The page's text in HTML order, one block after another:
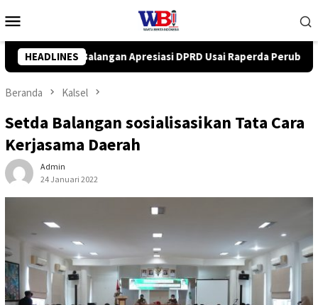
ke
Mobile
HEADLINES
Usai Raperda Perubahan APBD 2026 Resmi Disepakati
Beranda Kalsel
Setda Balangan sosialisasikan Tata Cara
Kerjasama Daerah
Admin
24 Januari 2022